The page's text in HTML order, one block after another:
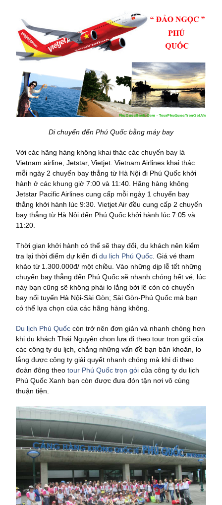
Di chuyển đến Phú Quốc bằng máy bay
Với các hãng hàng không khai thác các chuyến bay là
Vietnam airline, Jetstar, Vietjet. Vietnam Airlines khai thác
mỗi ngày 2 chuyến bay thẳng từ Hà Nội đi Phú Quốc khởi
hành ở các khung giờ 7:00 và 11:40. Hãng hàng không
Jetstar Pacific Airlines cung cấp mỗi ngày 1 chuyến bay
thẳng khởi hành lúc 9:30. Vietjet Air đều cung cấp 2 chuyến
bay thẳng từ Hà Nội đến Phú Quốc khởi hành lúc 7:05 và
11:20.
Thời gian khởi hành có thể sẽ thay đổi, du khách nên kiểm
tra lại thời điểm dự kiến đi du lịch Phú Quốc . Giá vé tham
khảo từ 1.300.000đ/ một chiều. Vào những dịp lễ tết những
chuyến bay thẳng đến Phú Quốc sẽ nhanh chóng hết vé, lúc
này bạn cũng sẽ không phải lo lắng bởi lẽ còn có chuyến
bay nối tuyến Hà Nội-Sài Gòn; Sài Gòn-Phú Quốc mà bạn
có thể lựa chọn của các hãng hàng không.
Du lịch Phú Quốc còn trở nên đơn giản và nhanh chóng hơn
khi du khách Thái Nguyên chọn lựa đi theo tour trọn gói của
các công ty du lịch, chẳng những vấn đề bạn băn khoăn, lo
lắng được công ty giải quyết nhanh chóng mà khi đi theo
đoàn đông theo tour Phú Quốc trọn gói của công ty du lịch
Phú Quốc Xanh bạn còn được đưa đón tận nơi vô cùng
thuận tiện.